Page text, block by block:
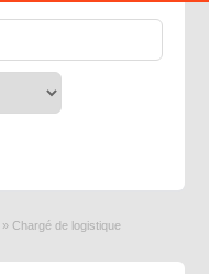
» Chargé de logistique